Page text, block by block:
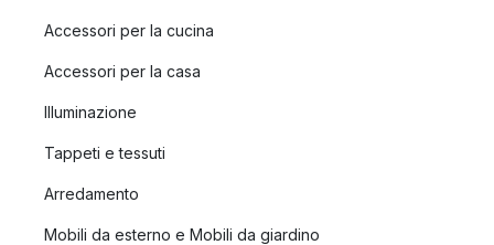
Accessori per la cucina
Accessori per la casa
Illuminazione
Tappeti e tessuti
Arredamento
Mobili da esterno e Mobili da giardino